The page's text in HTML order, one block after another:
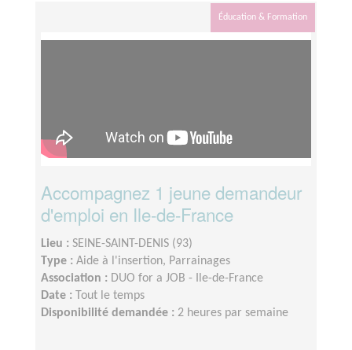
Éducation & Formation
Accompagnez 1 jeune demandeur
d'emploi en Ile-de-France
Lieu : SEINE-SAINT-DENIS (93)
Type : Aide à l'insertion, Parrainages
Association : DUO for a JOB - Ile-de-France
Date :
Tout le temps
Disponibilité demandée : 2 heures par semaine